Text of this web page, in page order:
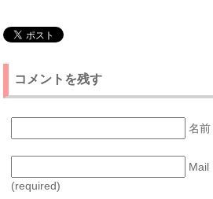
コメントを残す
名
Mail
(required)